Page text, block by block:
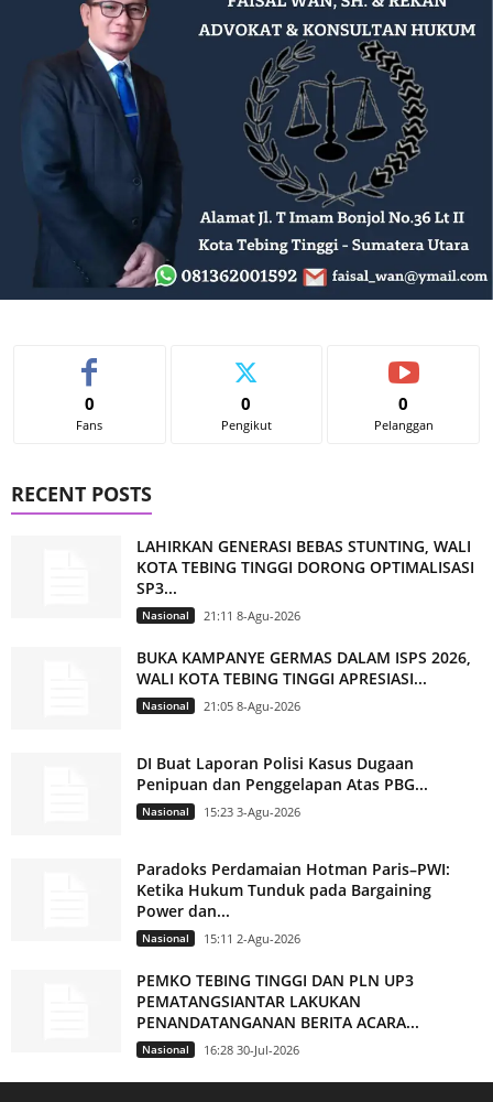
0
Fans
0
Pengikut
0
Pelanggan
RECENT POSTS
LAHIRKAN GENERASI BEBAS STUNTING, WALI
KOTA TEBING TINGGI DORONG OPTIMALISASI
SP3...
Nasional 21:11 8-Agu-2026
BUKA KAMPANYE GERMAS DALAM ISPS 2026,
WALI KOTA TEBING TINGGI APRESIASI...
Nasional 21:05 8-Agu-2026
DI Buat Laporan Polisi Kasus Dugaan
Penipuan dan Penggelapan Atas PBG...
Nasional 15:23 3-Agu-2026
Paradoks Perdamaian Hotman Paris–PWI:
Ketika Hukum Tunduk pada Bargaining
Power dan...
Nasional 15:11 2-Agu-2026
PEMKO TEBING TINGGI DAN PLN UP3
PEMATANGSIANTAR LAKUKAN
PENANDATANGANAN BERITA ACARA...
Nasional 16:28 30-Jul-2026